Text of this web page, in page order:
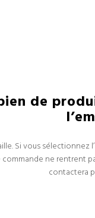
de
Si vous sélectionnez
ne rentrent
contactera